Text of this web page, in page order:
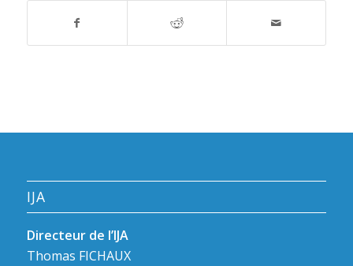
IJA
Directeur de l’IJA
Thomas FICHAUX